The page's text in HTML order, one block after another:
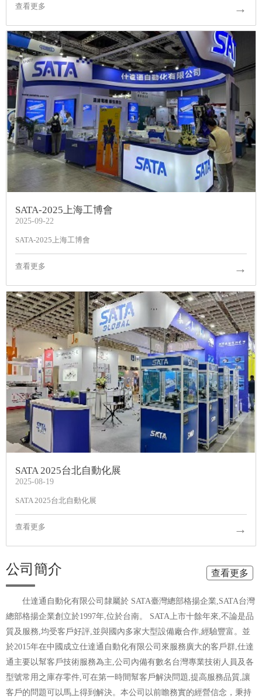
查看更多 →
SATA-2025上海工博會
2025-09-22
SATA-2025上海工博會
查看更多 →
SATA 2025台北自動化展
2025-08-19
SATA 2025台北自動化展
查看更多 →
公司簡介 查看更多
仕達通自動化有限公司隸屬於 SATA臺灣總部格揚企業,SATA台灣
總部格揚企業創立於1997年,位於台南。 SATA上市十餘年來,不論是品
質及服務,均受客戶好評,並與國內多家大型設備廠合作,經驗豐富。並
於2015年在中國成立仕達通自動化有限公司來服務廣大的客戶群,仕達
通主要以幫客戶技術服務為主,公司內備有數名台灣專業技術人員及各
型號常用之庫存零件,可在第一時間幫客戶解決問題,提高服務品質,讓
客戶的問題可以馬上得到解決。本公司以前瞻務實的經營信念，秉持